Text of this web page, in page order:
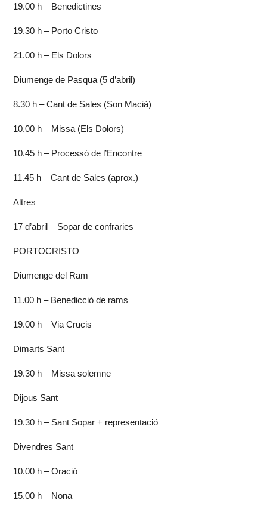
19.00 h – Benedictines
19.30 h – Porto Cristo
21.00 h – Els Dolors
Diumenge de Pasqua (5 d’abril)
8.30 h – Cant de Sales (Son Macià)
10.00 h – Missa (Els Dolors)
10.45 h – Processó de l’Encontre
11.45 h – Cant de Sales (aprox.)
Altres
17 d’abril – Sopar de confraries
PORTOCRISTO
Diumenge del Ram
11.00 h – Benedicció de rams
19.00 h – Via Crucis
Dimarts Sant
19.30 h – Missa solemne
Dijous Sant
19.30 h – Sant Sopar + representació
Divendres Sant
10.00 h – Oració
15.00 h – Nona